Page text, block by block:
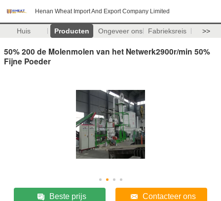
Henan Wheat Import And Export Company Limited
Huis Producten Ongeveer ons Fabrieksreis >>
50% 200 de Molenmolen van het Netwerk2900r/min 50%
Fijne Poeder
Beste prijs Contacteer ons